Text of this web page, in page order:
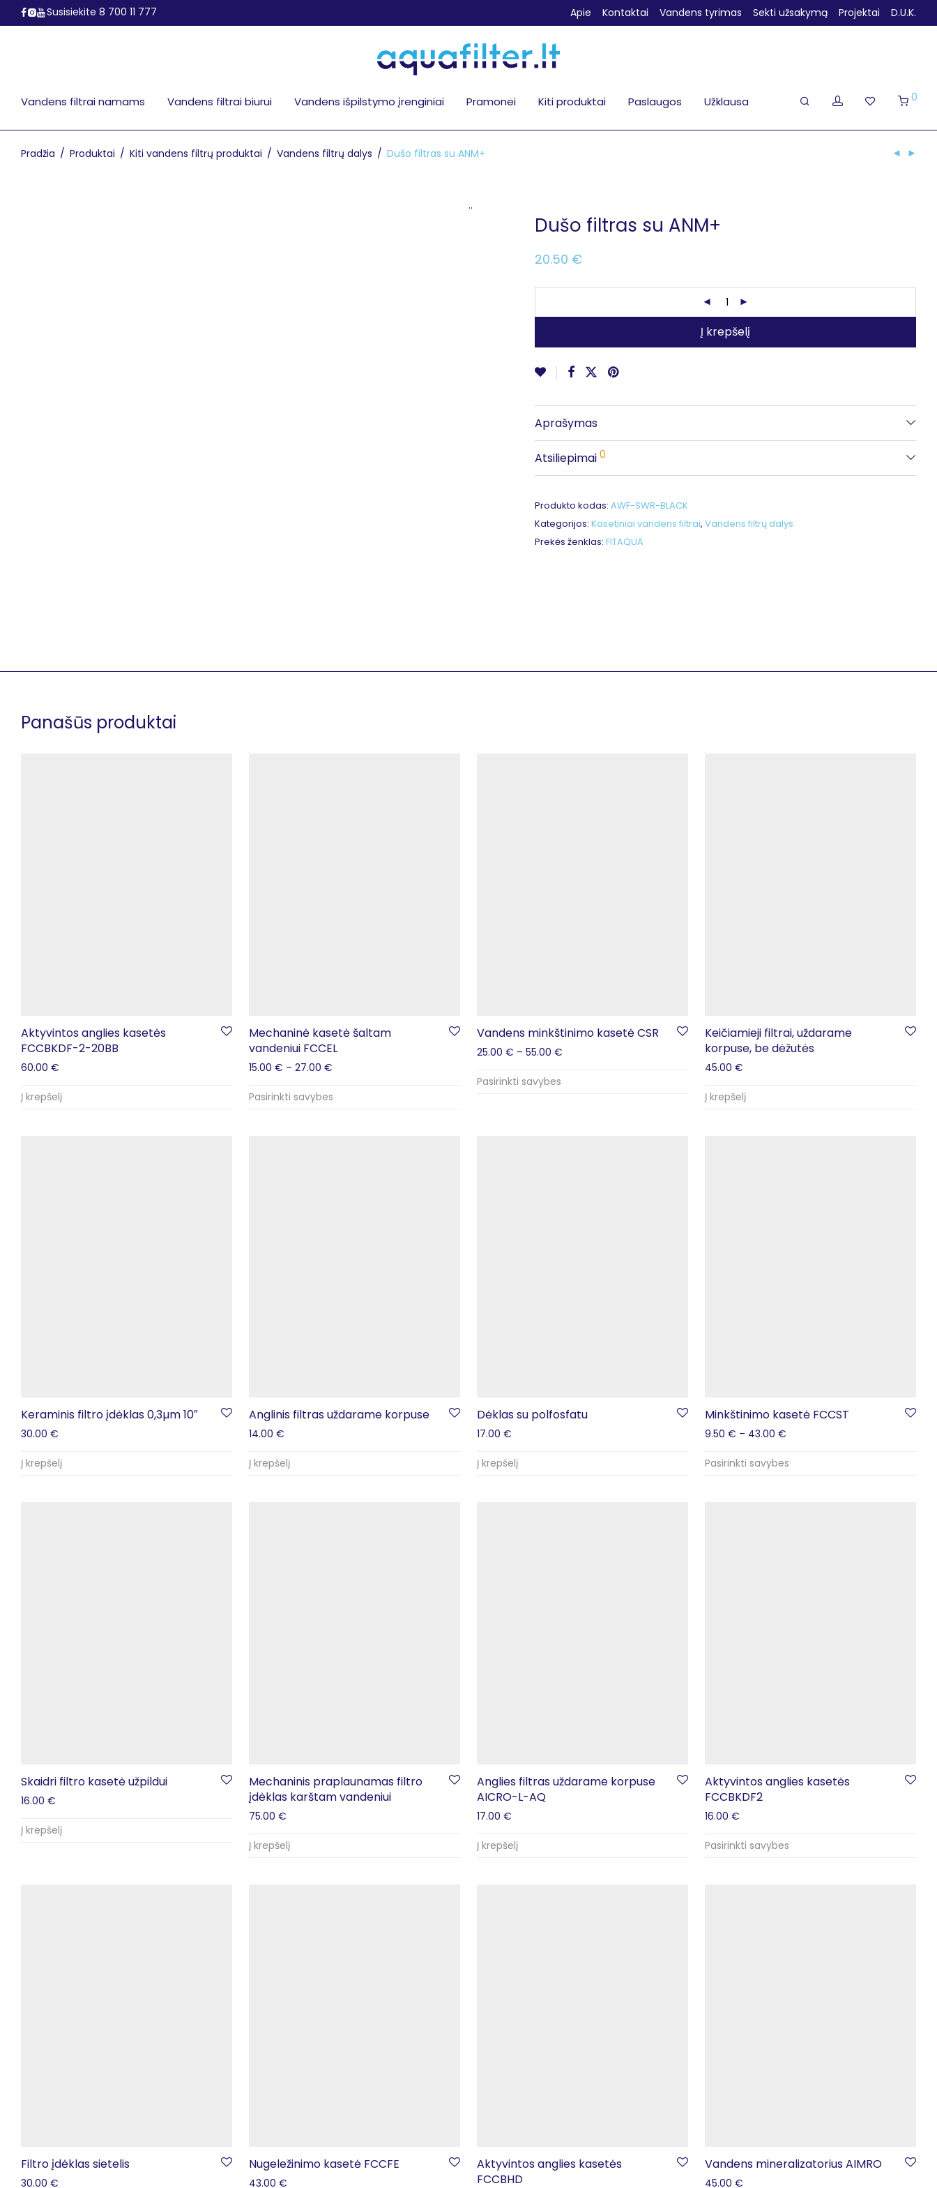
Susisiekite 8 700 11 777 Apie Kontaktai Vandens tyrimas Sekti užsakymą Projektai D.U.K.
Vandens filtrai namams Vandens filtrai biurui Vandens išpilstymo įrenginiai Pramonei Kiti produktai Paslaugos Užklausa 0
Pradžia / Produktai / Kiti vandens filtrų produktai / Vandens filtrų dalys / Dušo filtras su ANM+
..
Dušo filtras su ANM+
20.50 €
Į krepšelį
Aprašymas
Atsiliepimai 0
Produkto kodas: AWF-SWR-BLACK
Kategorijos: Kasetiniai vandens filtrai, Vandens filtrų dalys
Prekės ženklas: FITAQUA
Panašūs produktai
Aktyvintos anglies kasetės
FCCBKDF-2-20BB
60.00 €
Į krepšelį
Mechaninė kasetė šaltam
vandeniui FCCEL
15.00 € – 27.00 €
Pasirinkti savybes
Vandens minkštinimo kasetė CSR
25.00 € – 55.00 €
Pasirinkti savybes
Keičiamieji filtrai, uždarame
korpuse, be dėžutės
45.00 €
Į krepšelį
Keraminis filtro įdėklas 0,3µm 10″
30.00 €
Į krepšelį
Anglinis filtras uždarame korpuse
14.00 €
Į krepšelį
Dėklas su polfosfatu
17.00 €
Į krepšelį
Minkštinimo kasetė FCCST
9.50 € – 43.00 €
Pasirinkti savybes
Skaidri filtro kasetė užpildui
16.00 €
Į krepšelį
Mechaninis praplaunamas filtro
įdėklas karštam vandeniui
75.00 €
Į krepšelį
Anglies filtras uždarame korpuse
AICRO-L-AQ
17.00 €
Į krepšelį
Aktyvintos anglies kasetės
FCCBKDF2
16.00 €
Pasirinkti savybes
Filtro įdėklas sietelis
30.00 €
Nugeležinimo kasetė FCCFE
43.00 €
Aktyvintos anglies kasetės
FCCBHD
Vandens mineralizatorius AIMRO
45.00 €